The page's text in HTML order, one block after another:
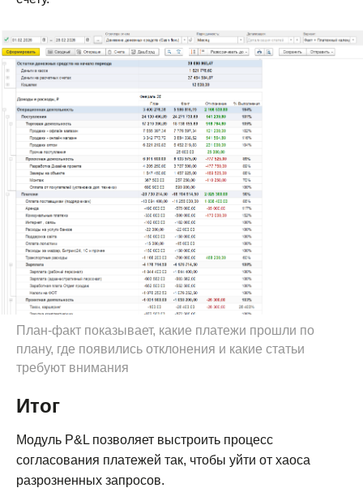
План-факт показывает, какие платежи прошли по
плану, где появились отклонения и какие статьи
требуют внимания
Итог
Модуль P&L позволяет выстроить процесс
согласования платежей так, чтобы уйти от хаоса
разрозненных запросов.
Блог
О компании
Партнерам
Консультация
Согласие на обработку персональных данных
Политика конфиденциальности
© 2026 г.